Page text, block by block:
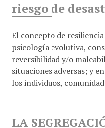
riesgo de
El concepto de
psicología evolutiva,
reversibilidad y/o
situaciones adversas; y
los individuos,
LA